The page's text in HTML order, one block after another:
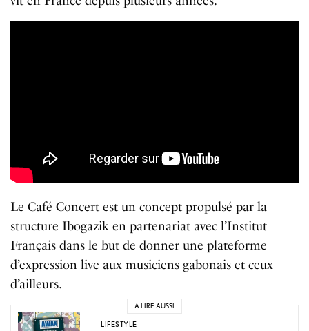
Le Café Concert est un concept propulsé par la
structure Ibogazik en partenariat avec l’Institut
Français dans le but de donner une plateforme
d’expression live aux musiciens gabonais et ceux
d’ailleurs.
A LIRE AUSSI
LIFESTYLE